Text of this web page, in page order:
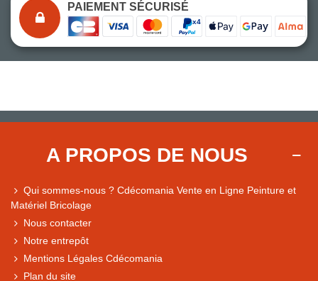
PAIEMENT SÉCURISÉ
A PROPOS DE NOUS
Qui sommes-nous ? Cdécomania Vente en Ligne Peinture et
Matériel Bricolage
Nous contacter
Notre entrepôt
Mentions Légales Cdécomania
Plan du site